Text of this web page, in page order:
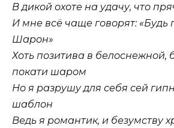
В дикой охоте на удачу, что
И мне всё чаще говорят: «Будь
Шарон»
Хоть позитива в белоснежной,
покати шаром
Но я разрушу для себя сей
шаблон
Ведь я романтик, и безумству